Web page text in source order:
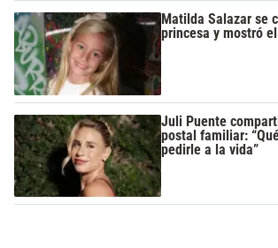
Matilda Salazar se
princesa y mostró
Juli Puente
postal familiar:
pedirle a la vida”